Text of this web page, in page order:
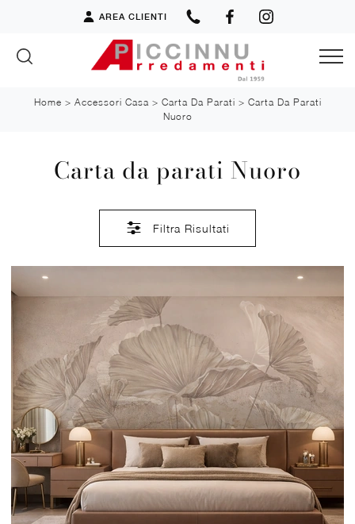
AREA CLIENTI
Home > Accessori Casa > Carta Da Parati > Carta Da Parati
Nuoro
Carta da parati Nuoro
Filtra Risultati